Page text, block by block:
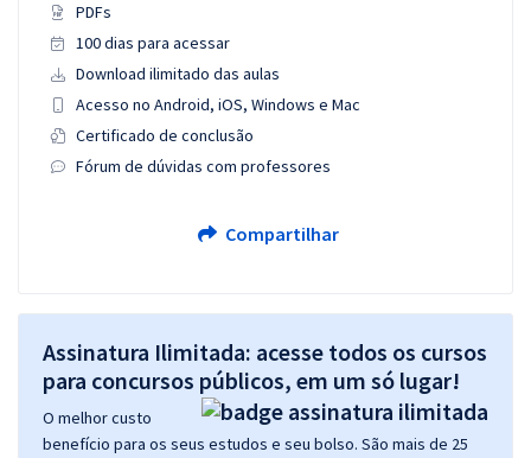
PDFs
100 dias para acessar
Download ilimitado das aulas
Acesso no Android, iOS, Windows e Mac
Certificado de conclusão
Fórum de dúvidas com professores
Compartilhar
Assinatura Ilimitada: acesse todos os cursos
para concursos públicos, em um só lugar!
O melhor custo
benefício para os seus estudos e seu bolso. São mais de 25